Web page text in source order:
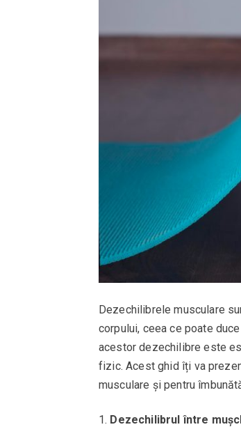
Dezechilibrele musculare
corpului, ceea ce poate
acestor dezechilibre este
fizic. Acest ghid îți va
musculare și pentru
Dezechilibrul între